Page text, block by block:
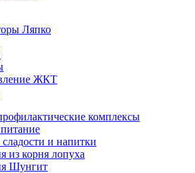
Ляпко
ЖКТ
комплексы
и напитки
из корня лопуха
Шунгит